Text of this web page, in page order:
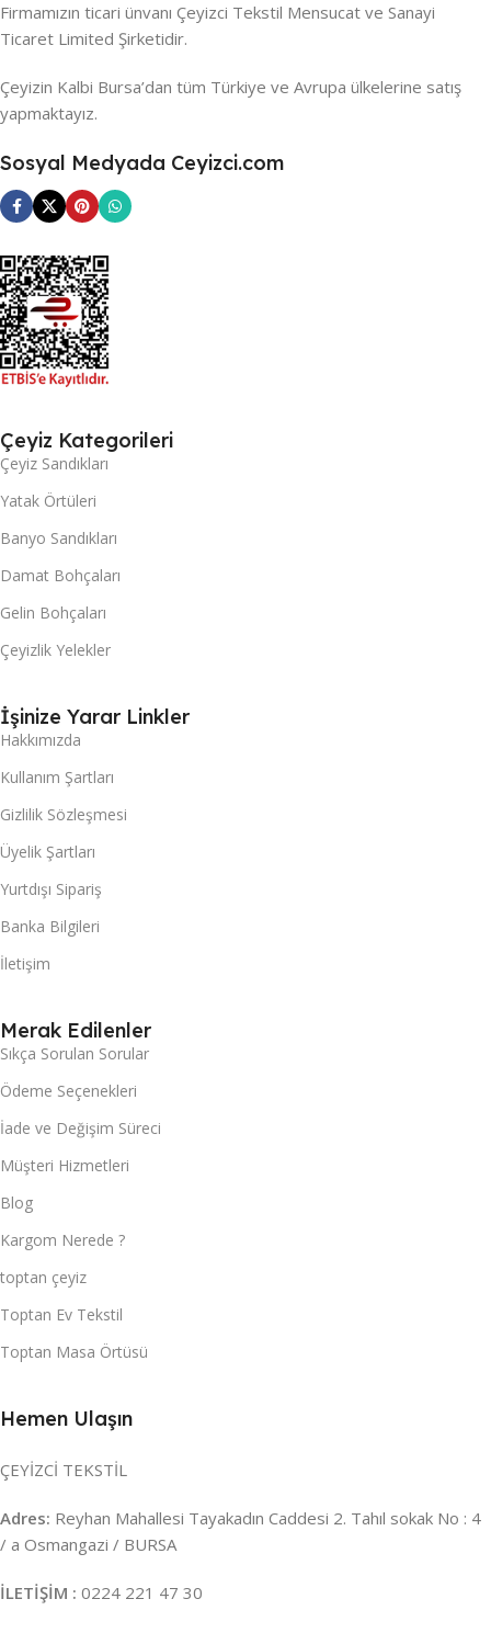
Firmamızın ticari ünvanı Çeyizci Tekstil Mensucat ve Sanayi
Ticaret Limited Şirketidir.
Çeyizin Kalbi Bursa’dan tüm Türkiye ve Avrupa ülkelerine satış
yapmaktayız.
Sosyal Medyada Ceyizci.com
Çeyiz Kategorileri
Çeyiz Sandıkları
Yatak Örtüleri
Banyo Sandıkları
Damat Bohçaları
Gelin Bohçaları
Çeyizlik Yelekler
İşinize Yarar Linkler
Hakkımızda
Kullanım Şartları
Gizlilik Sözleşmesi
Üyelik Şartları
Yurtdışı Sipariş
Banka Bilgileri
İletişim
Merak Edilenler
Sıkça Sorulan Sorular
Ödeme Seçenekleri
İade ve Değişim Süreci
Müşteri Hizmetleri
Blog
Kargom Nerede ?
toptan çeyiz
Toptan Ev Tekstil
Toptan Masa Örtüsü
Hemen Ulaşın
ÇEYİZCİ TEKSTİL
Adres: Reyhan Mahallesi Tayakadın Caddesi 2. Tahıl sokak No : 4
/ a Osmangazi / BURSA
İLETİŞİM : 0224 221 47 30